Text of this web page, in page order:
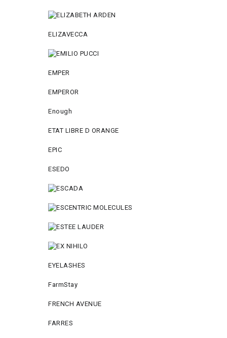
ELIZAVECCA
EMPER
EMPEROR
Enough
ETAT LIBRE D ORANGE
EPIC
ESEDO
EYELASHES
FarmStay
FRENCH AVENUE
FARRES